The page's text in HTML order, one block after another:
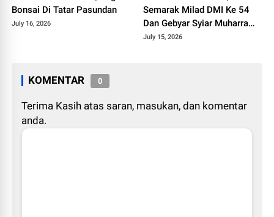
Bonsai Di Tatar Pasundan
July 16, 2026
Semarak Milad DMI Ke 54
Dan Gebyar Syiar Muharram
1448 H
July 15, 2026
KOMENTAR 0
Terima Kasih atas saran, masukan, dan komentar
anda.